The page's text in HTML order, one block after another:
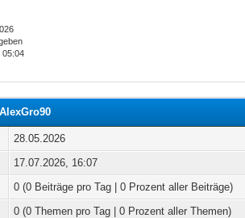
05:04
28.05.2026
17.07.2026, 16:07
0 (0 Beiträge pro Tag | 0 Prozent aller Beiträge)
0 (0 Themen pro Tag | 0 Prozent aller Themen)